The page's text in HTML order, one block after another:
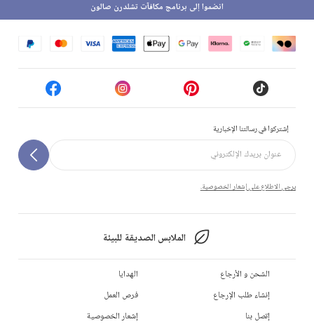
إشتركوا في رسالتنا الإخبارية
يرجى الاطلاع على إشعار الخصوصية.
الملابس الصديقة للبيئة
انضموا إلى برنامج مكافآت تشلدرن صالون
الشحن و الأرجاع
إنشاء طلب الإرجاع
إتصل بنا
الهدايا
فرص العمل
إشعار الخصوصية